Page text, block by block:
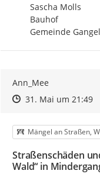
Sascha Molls
Bauhof
Gemeinde
Ann_Mee
Zeitpunkt des
Zeitpunkt des
31. Mai um 21:49
Kategorie
Mängel an Straßen,
Straßenschäden
Wald“ in